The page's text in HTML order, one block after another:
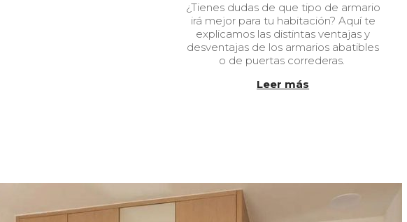
b
l
i
c
a
0
6
/
2
2
¿Tienes dudas de que tipo de armario
irá mejor para tu habitación? Aquí te
explicamos las distintas ventajas y
desventajas de los armarios abatibles
o de puertas correderas.
Leer más